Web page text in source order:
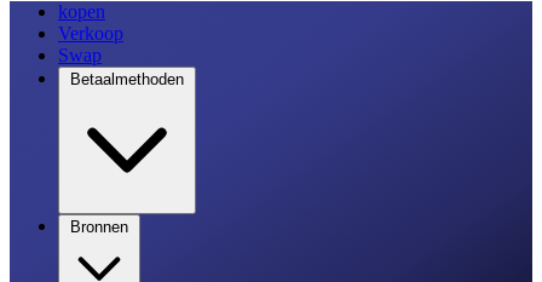
kopen
Verkoop
Swap
Betaalmethoden
Bronnen